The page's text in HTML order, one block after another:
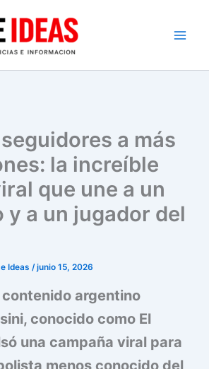
a más
la increíble
que une a un
y a un jugador del
Ideas/junio 15, 2026
argentino
conocido como El
una campaña viral para
menos conocido del